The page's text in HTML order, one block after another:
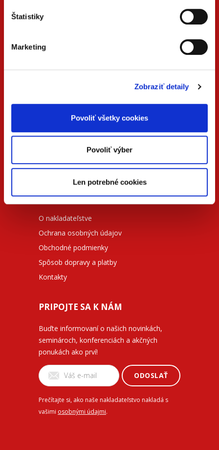
Štatistiky
Marketing
Zobraziť detaily
Povoliť všetky cookies
Povoliť výber
Len potrebné cookies
0 733 734 348
beck@beck.sk
INFORMÁCIE
O nakladateľstve
Ochrana osobných údajov
Obchodné podmienky
Spôsob dopravy a platby
Kontakty
PRIPOJTE SA K NÁM
Buďte informovaní o našich novinkách,
seminároch, konferenciách a akčných
ponukách ako prví!
ODOSLAŤ
Prečítajte si, ako naše nakladateľstvo nakladá s
vašimi osobnými údajmi.